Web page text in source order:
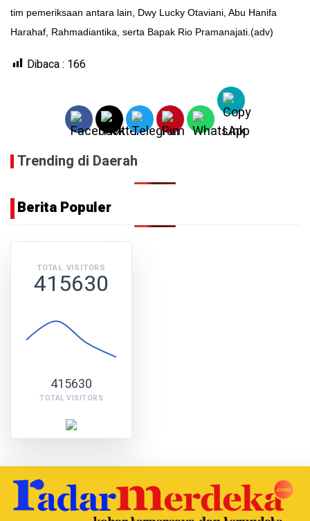
tim pemeriksaan antara lain, Dwy Lucky Otaviani, Abu Hanifa
Harahaf, Rahmadiantika, serta Bapak Rio Pramanajati.(adv)
Dibaca : 166
Trending di Daerah
Berita Populer
TOTAL VISITORS
415630
415630
TOTAL VISITORS